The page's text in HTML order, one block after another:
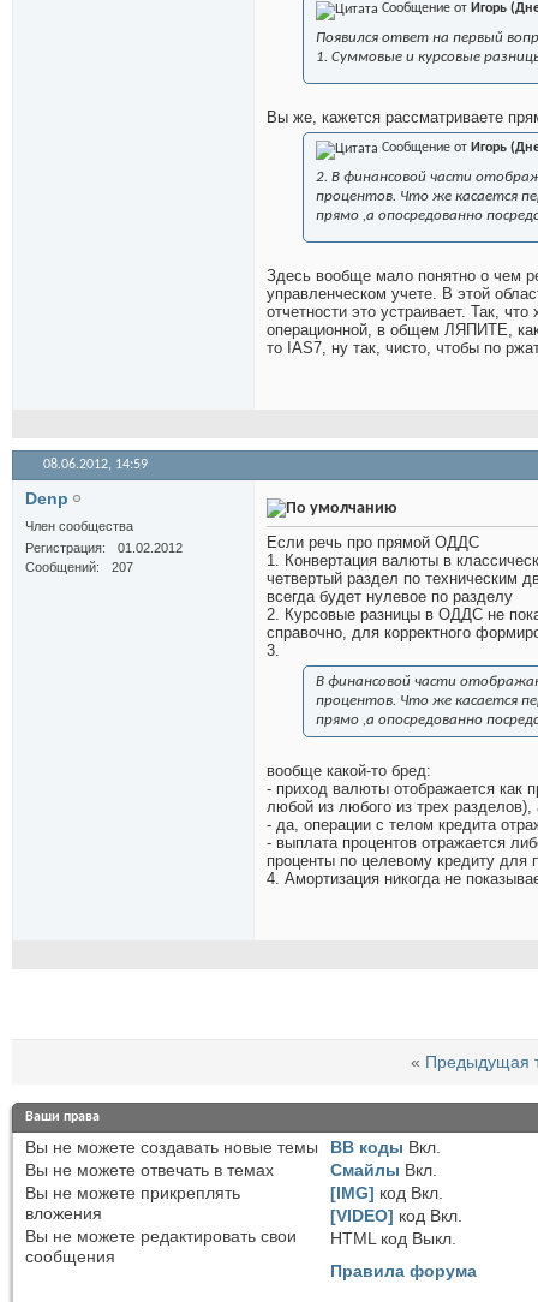
Сообщение от Игорь
Появился ответ на первый
1. Суммовые и курсовые
Вы же, кажется рассматриваете
Сообщение от Игорь
2. В финансовой части
процентов. Что же касается
прямо ,а опосредованно
Здесь вообще мало понятно о чем
управленческом учете. В этой
отчетности это устраивает. Так,
операционной, в общем ЛЯПИТЕ,
то IAS7, ну так, чисто, чтобы по
08.06.2012, 14:59
Denp
Член сообщества
Регистрация
01.02.2012
Сообщений
207
Если речь про прямой ОДДС
1. Конвертация валюты в
четвертый раздел по техническим
всегда будет нулевое по разделу
2. Курсовые разницы в ОДДС не
справочно, для корректного
3.
В финансовой части
процентов. Что же касается
прямо ,а опосредованно
вообще какой-то бред:
- приход валюты отображается как
любой из любого из трех
- да, операции с телом кредита
- выплата процентов отражается
проценты по целевому кредиту для
4. Амортизация никогда не
« Предыдущая
Ваши права
Вы не можете создавать новые темы
Вы не можете отвечать в темах
Вы не можете прикреплять
вложения
Вы не можете редактировать свои
сообщения
BB коды Вкл.
Смайлы Вкл.
[IMG] код Вкл.
[VIDEO] код Вкл.
HTML код Выкл.
Правила форума